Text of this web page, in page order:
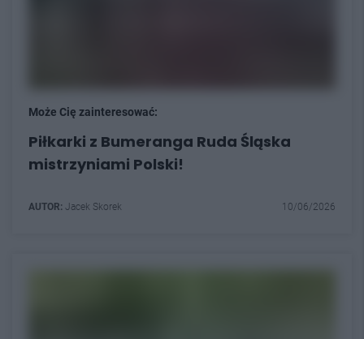
Może Cię zainteresować:
Piłkarki z Bumeranga Ruda Śląska
mistrzyniami Polski!
AUTOR: Jacek Skorek 10/06/2026